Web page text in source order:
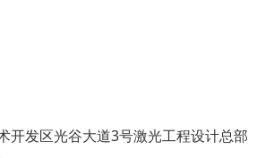
开发区光谷大道3号激光工程设计总部